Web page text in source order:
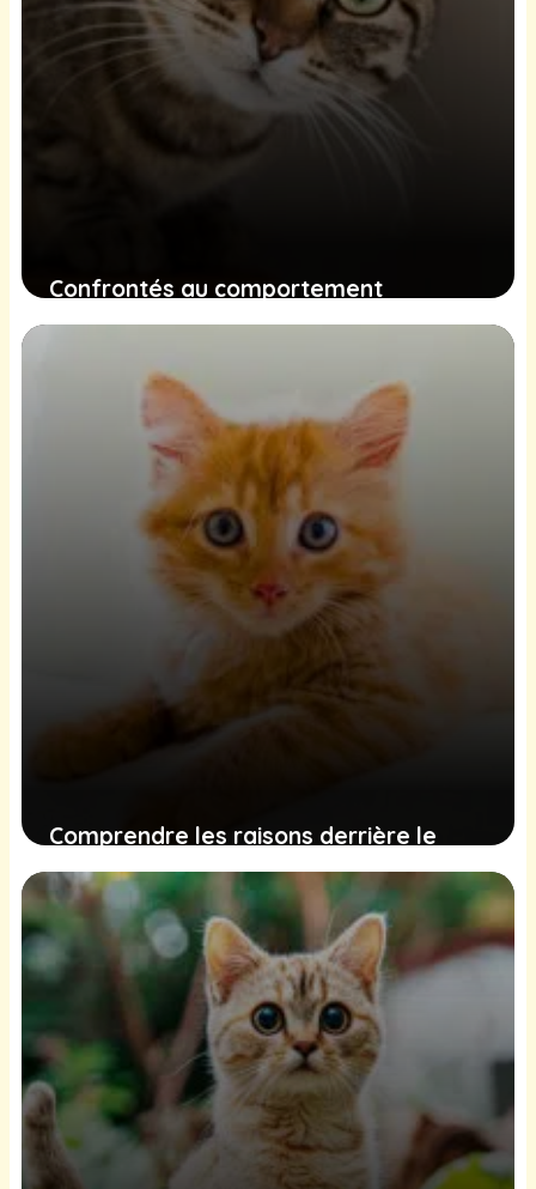
Confrontés au comportement
chapardeur de votre chat : stratégies
efficacement
17 décembre 2024
Comprendre les raisons derrière le
comportement d’enfouissement des
excréments par les chats
2 décembre 2024